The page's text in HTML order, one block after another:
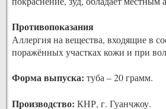
Противопоказания
Аллергия на вещества, входящие в
поражённых участках кожи и при
Форма выпуска: туба – 20 грамм.
Производство: КНР, г. Гуанчжоу.